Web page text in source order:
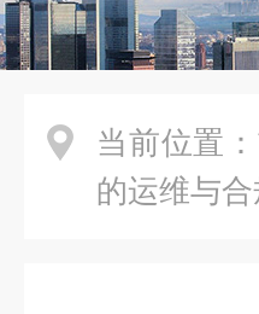
当前位置：
的运维与